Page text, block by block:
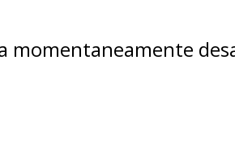
momentaneamente